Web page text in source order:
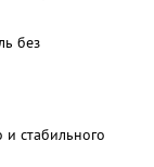
без
стабильного